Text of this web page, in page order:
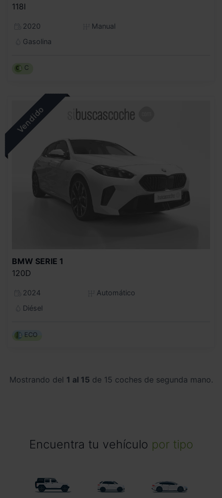
118I
2020
Manual
Gasolina
C
BMW SERIE 1
120D
2024
Automático
Diésel
ECO
Mostrando del 1 al 15 de 15 coches de segunda mano.
Encuentra tu vehículo por tipo